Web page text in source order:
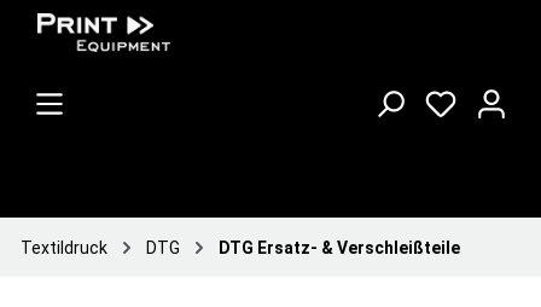
Textildruck DTG DTG Ersatz- & Verschleißteile